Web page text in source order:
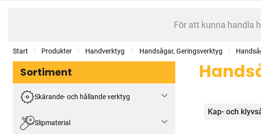
För att kunna handla
Start Produkter Handverktyg Handsågar, Geringsverktyg
Sortiment
Skärande- och hållande verktyg
Slipmaterial
Kategorier
Kap- och